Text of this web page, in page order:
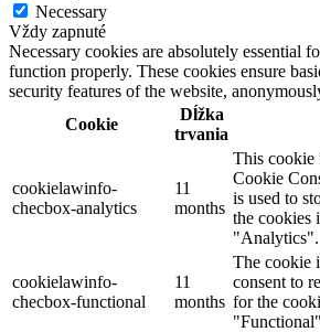
Necessary
Vždy zapnuté
Necessary cookies are absolutely essential
function properly. These cookies ensure
security features of the website,
Cookie
Dĺžka
trvania
cookielawinfo-
checbox-analytics
11
months
This cookie
Cookie
is used to
the cookies
"Analytics".
cookielawinfo-
checbox-functional
11
months
The cookie
consent to
for the